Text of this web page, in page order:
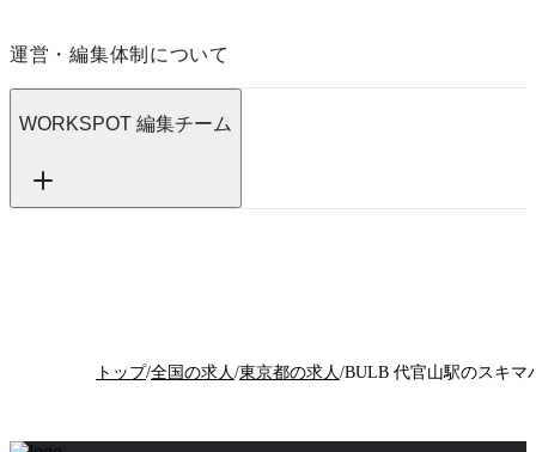
運営・編集体制について
WORKSPOT 編集チーム
トップ/全国の求人 /東京都の求人 /BULB 代官山駅のスキマ